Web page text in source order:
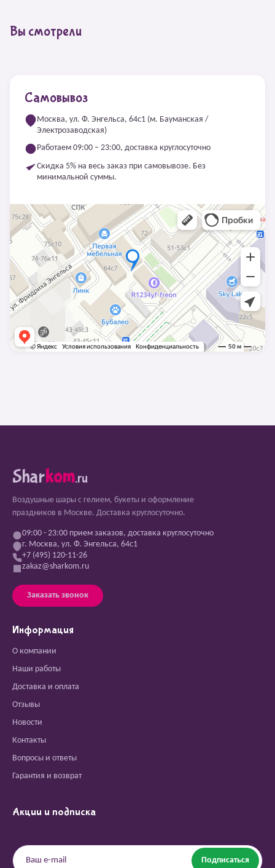
Вы смотрели
Самовывоз
Москва, ул. Ф. Энгельса, 64с1 (м. Бауманская /
Электрозаводская)
Работаем 09:00 – 23:00, доставка круглосуточно
Скидка 5% на весь заказ при самовывозе. Без
минимальной суммы.
Sharkom.ru
Воздушные шары с гелием, букеты и оформление
праздников в Москве. Доставка круглосуточно.
09:00 - 23:00 прием заказов, доставка круглосуточно
г. Москва, ул. Ф. Энгельса, 64с1
+7 (495) 120-11-26
zakaz@sharkom.ru
Заказать звонок
Информация
О компании
Наши работы
Доставка и оплата
Отзывы
Новости
Контакты
Вопросы и ответы
Гарантия и возврат
Акции и подписка
Подписаться